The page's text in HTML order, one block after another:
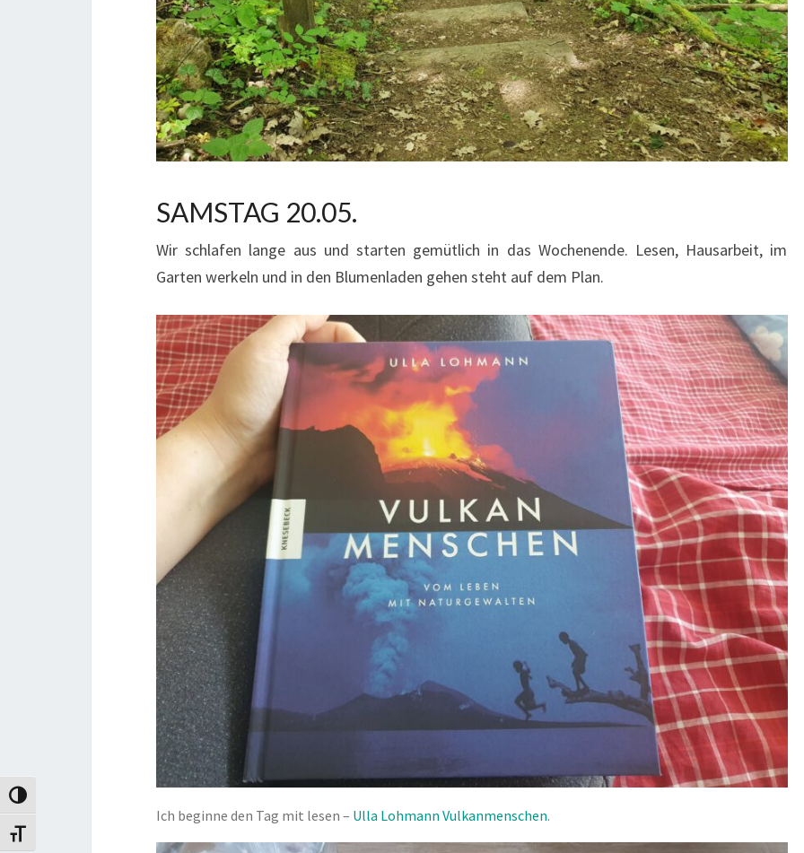
Umschalten auf hohe Kontraste
Schrift vergrößern
SAMSTAG 20.05.
Wir schlafen lange aus und starten gemütlich in das Wochenende. Lesen, Hausarbeit, im
Garten werkeln und in den Blumenladen gehen steht auf dem Plan.
Ich beginne den Tag mit lesen – Ulla Lohmann Vulkanmenschen.